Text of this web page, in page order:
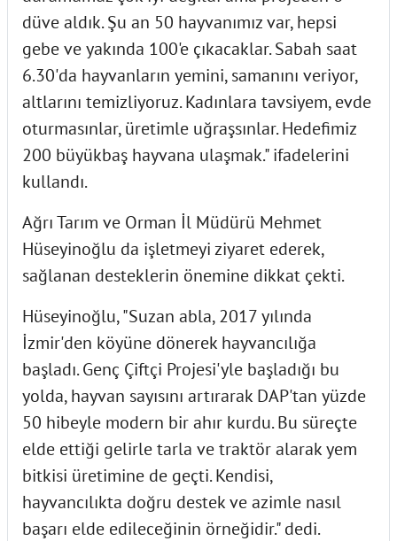
düve aldık. Şu an 50 hayvanımız var, hepsi
gebe ve yakında 100'e çıkacaklar. Sabah saat
6.30'da hayvanların yemini, samanını veriyor,
altlarını temizliyoruz. Kadınlara tavsiyem, evde
oturmasınlar, üretimle uğraşsınlar. Hedefimiz
200 büyükbaş hayvana ulaşmak." ifadelerini
kullandı.
Ağrı Tarım ve Orman İl Müdürü Mehmet
Hüseyinoğlu da işletmeyi ziyaret ederek,
sağlanan desteklerin önemine dikkat çekti.
Hüseyinoğlu, "Suzan abla, 2017 yılında
İzmir'den köyüne dönerek hayvancılığa
başladı. Genç Çiftçi Projesi'yle başladığı bu
yolda, hayvan sayısını artırarak DAP'tan yüzde
50 hibeyle modern bir ahır kurdu. Bu süreçte
elde ettiği gelirle tarla ve traktör alarak yem
bitkisi üretimine de geçti. Kendisi,
hayvancılıkta doğru destek ve azimle nasıl
başarı elde edileceğinin örneğidir." dedi.